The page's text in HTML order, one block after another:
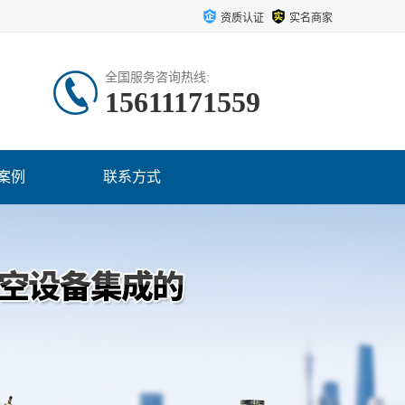
资质认证 实名商家
全国服务咨询热线:
15611171559
例 联系方式